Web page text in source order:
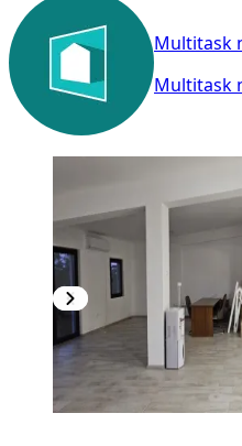
Multitask
Multitask